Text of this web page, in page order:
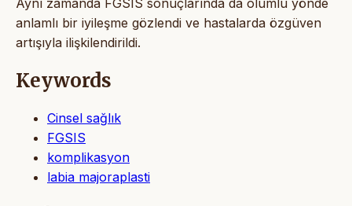
anlamlı bir iyileşme gözlendi ve hastalarda özgüven
artışıyla ilişkilendirildi.
Keywords
Cinsel sağlık
FGSIS
komplikasyon
labia majoraplasti